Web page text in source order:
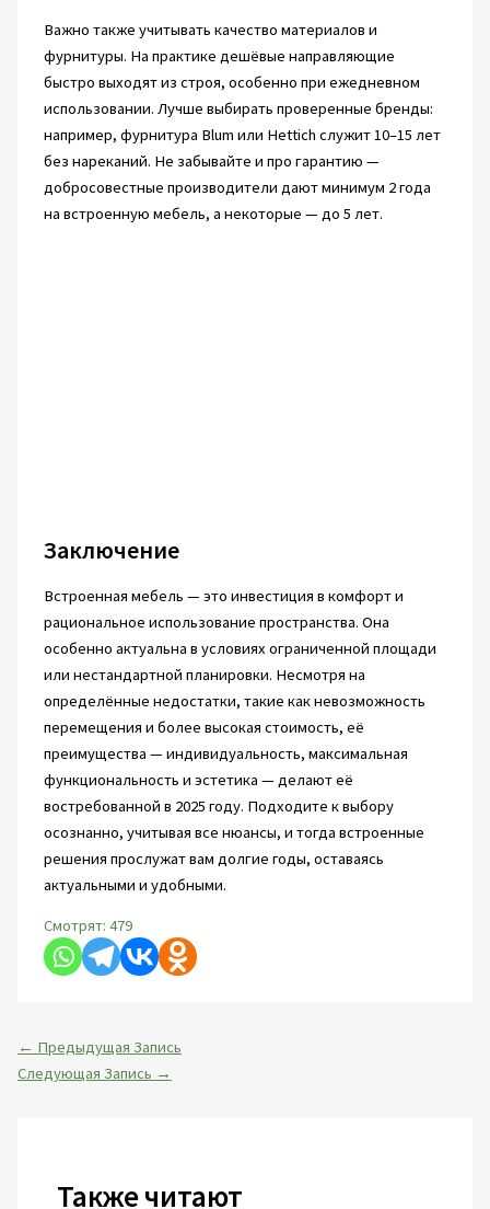
Важно также учитывать качество материалов и
фурнитуры. На практике дешёвые направляющие
быстро выходят из строя, особенно при ежедневном
использовании. Лучше выбирать проверенные бренды:
например, фурнитура Blum или Hettich служит 10–15 лет
без нареканий. Не забывайте и про гарантию —
добросовестные производители дают минимум 2 года
на встроенную мебель, а некоторые — до 5 лет.
Заключение
Встроенная мебель — это инвестиция в комфорт и
рациональное использование пространства. Она
особенно актуальна в условиях ограниченной площади
или нестандартной планировки. Несмотря на
определённые недостатки, такие как невозможность
перемещения и более высокая стоимость, её
преимущества — индивидуальность, максимальная
функциональность и эстетика — делают её
востребованной в 2025 году. Подходите к выбору
осознанно, учитывая все нюансы, и тогда встроенные
решения прослужат вам долгие годы, оставаясь
актуальными и удобными.
Смотрят: 479
← Предыдущая Запись
Следующая Запись →
Также читают